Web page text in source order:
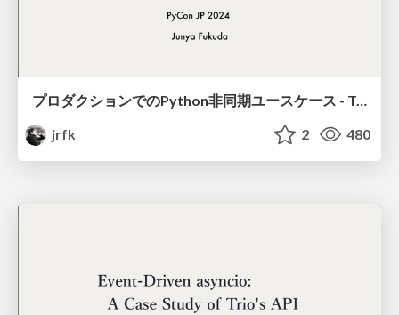
プロダクションでのPython非同期ユースケース - Trio/Trio-Utilを中心に
jrfk
2 480